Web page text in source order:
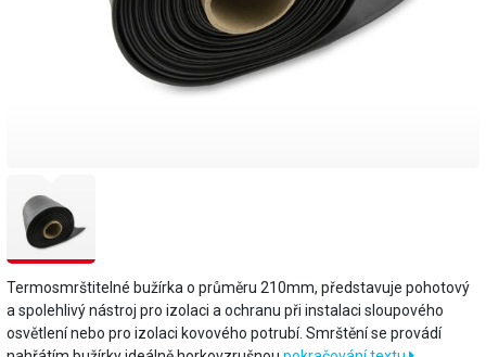
Termosmrštitelné bužírka o průměru 210mm, představuje pohotový
a spolehlivý nástroj pro izolaci a ochranu při instalaci sloupového
osvětlení nebo pro izolaci kovového potrubí. Smrštění se provádí